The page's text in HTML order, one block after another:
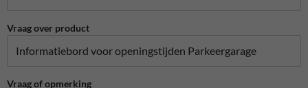
Vraag over product
Vraag of opmerking